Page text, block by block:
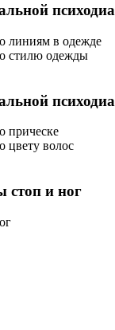
линиям в одежде
стилю одежды
прическе
цвету волос
стоп и ног